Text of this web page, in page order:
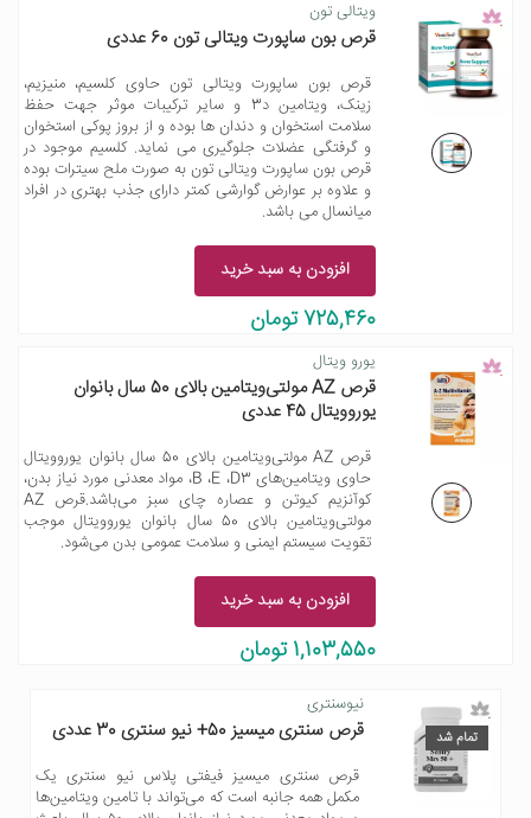
ویتالی تون
قرص بون ساپورت ویتالی تون 60 عددی
قرص بون ساپورت ویتالی تون حاوی کلسیم، منیزیم،
زینک، ویتامین د3 و سایر ترکیبات موثر جهت حفظ
سلامت استخوان و دندان ها بوده و از بروز پوکی استخوان
و گرفتگی عضلات جلوگیری می نماید. کلسیم موجود در
قرص بون ساپورت ویتالی تون به صورت ملح سیترات بوده
و علاوه بر عوارض گوارشی کمتر دارای جذب بهتری در افراد
میانسال می باشد.
افزودن به سبد خرید
725,460 تومان
یورو ویتال
قرص AZ مولتی‌ویتامین بالای 50 سال بانوان
یوروویتال 45 عددی
قرص AZ مولتی‌ویتامین بالای 50 سال بانوان یوروویتال
حاوی ویتامین‌های B ،E ،D3، مواد معدنی مورد نیاز بدن،
کوآنزیم کیوتن و عصاره چای سبز می‌باشد.قرص AZ
مولتی‌ویتامین بالای 50 سال بانوان یوروویتال موجب
تقویت سیستم ایمنی و سلامت عمومی بدن می‌شود.
افزودن به سبد خرید
1,103,550 تومان
تمام شد
نیوسنتری
قرص سنتری میسیز 50+ نیو سنتری 30 عددی
قرص سنتری میسیز فیفتی پلاس نیو سنتری یک
مکمل همه جانبه است که می‌تواند با تامین ویتامین‌ها